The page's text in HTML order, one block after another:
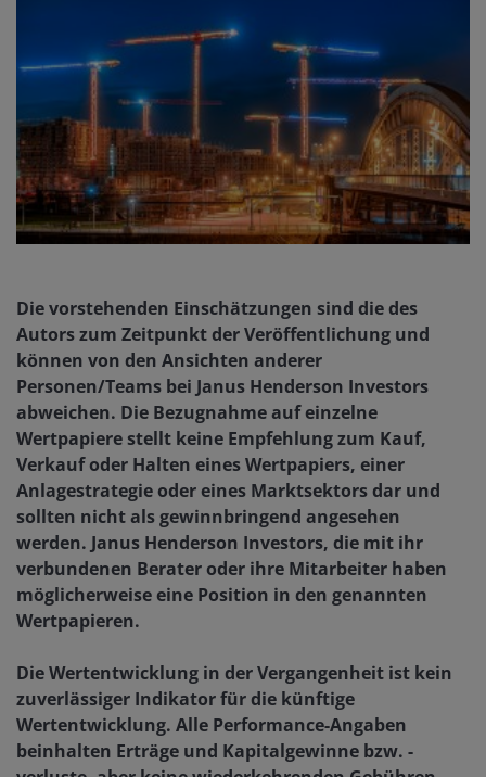
Die vorstehenden Einschätzungen sind die des
Autors zum Zeitpunkt der Veröffentlichung und
können von den Ansichten anderer
Personen/Teams bei Janus Henderson Investors
abweichen. Die Bezugnahme auf einzelne
Wertpapiere stellt keine Empfehlung zum Kauf,
Verkauf oder Halten eines Wertpapiers, einer
Anlagestrategie oder eines Marktsektors dar und
sollten nicht als gewinnbringend angesehen
werden. Janus Henderson Investors, die mit ihr
verbundenen Berater oder ihre Mitarbeiter haben
möglicherweise eine Position in den genannten
Wertpapieren.
Die Wertentwicklung in der Vergangenheit ist kein
zuverlässiger Indikator für die künftige
Wertentwicklung. Alle Performance-Angaben
beinhalten Erträge und Kapitalgewinne bzw. -